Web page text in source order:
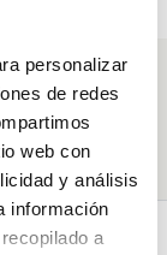
personalizar
de redes
web con
y análisis
información
a